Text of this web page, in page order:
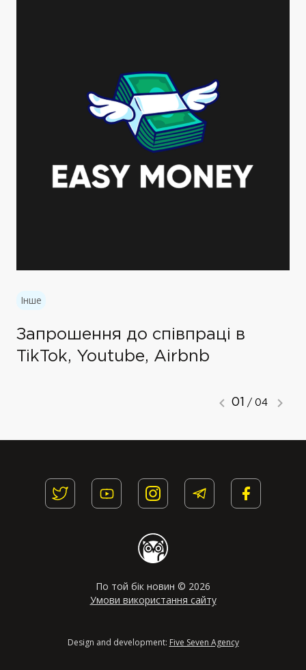
Інше
Запрошення до співпраці в
TikTok, Youtube, Airbnb
01 / 04
По той бік новин © 2026
Умови використання сайту
Design and development: Five Seven Agency